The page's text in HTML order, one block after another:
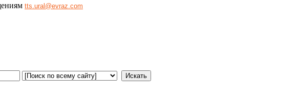
tts.ural@evraz.com